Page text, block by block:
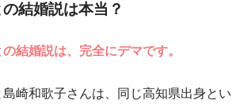
結婚説は本当？
結婚説は、完全にデマです。
崎和歌子さんは、同じ高知県出身とい